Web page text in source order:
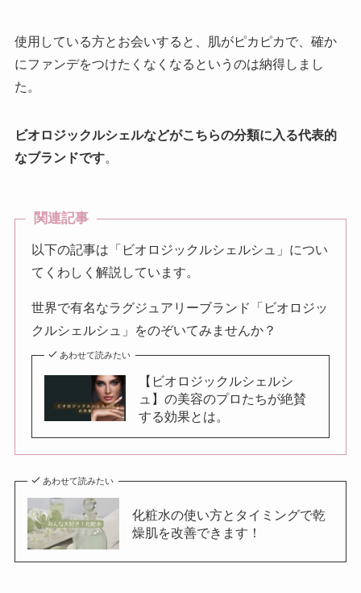
使用している方とお会いすると、肌がピカピカで、確か
にファンデをつけたくなくなるというのは納得しまし
た。
ビオロジックルシェルなどがこちらの分類に入る代表的
なブランドです。
関連記事
以下の記事は「ビオロジックルシェルシュ」につい
てくわしく解説しています。
世界で有名なラグジュアリーブランド「ビオロジッ
クルシェルシュ」をのぞいてみませんか？
あわせて読みたい
【ビオロジックルシェルシ
ュ】の美容のプロたちが絶賛
する効果とは。
あわせて読みたい
化粧水の使い方とタイミングで乾
燥肌を改善できます！